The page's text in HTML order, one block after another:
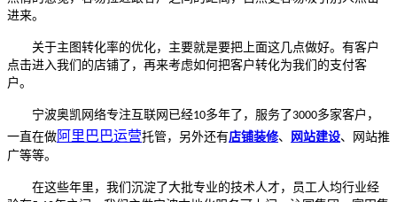
进来。
关于主图转化率的优化，主要就是要把上面这几点做好。有客户
点击进入我们的店铺了，再来考虑如何把客户转化为我们的支付客
户。
宁波奥凯网络专注互联网已经10多年了，服务了3000多家客户，
一直在做 阿里巴巴运营托管，另外还有店铺装修、 网站建设、网站推
广等等。
在这些年里，我们沉淀了大批专业的技术人才，员工人均行业经